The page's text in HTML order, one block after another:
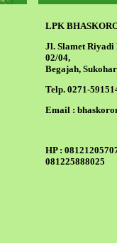
LPK
Jl. Slamet Riyadi
02/04,
Begajah,
Telp. 0271-
Email :
HP :
081225888025